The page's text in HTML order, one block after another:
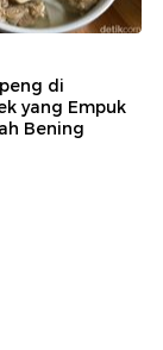
di
yang Empuk
Bening